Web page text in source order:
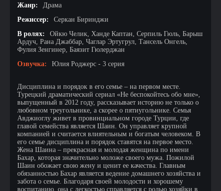
Жанр:
Драма
Режиссер:
Серкан Биринджи
В ролях:
Ойкю Челик, Ханде Каптан, Серпиль Гюль, Барыш
Ардуч, Рана Джаббар, Чаглар Эртугрул, Тансель Онгель,
Фулия Зенгинер, Баязит Гюлерджан
Озвучка:
Юлия Роджерс - 3 серия
Дисциплина и порядок в его семье – на первом месте.
Турецкий драматический сериал «Не беспокойтесь обо мне»,
выпущенный в 2012 году, рассказывает историю не только о
любовном треугольнике, а скорее о пятиугольнике. Семья
Авджиоглу живет в провинциальном городе Турции, где
главой семейства является Шаин. Он управляет крупной
компанией и считается влиятельным и богатым человеком. В
его семье дисциплина и порядок ставятся на первое место.
Жена Шаина – прекрасная и молодая женщина по имени
Бахар, которая значительно моложе своего мужа. Пожилой
Шаин обожает свою жену и ценит ее качества. Главным
обязанностью Бахар является ведение домашнего хозяйства и
забота о семье. Благодаря своей молодости и хорошему
воспитанию, она с легкостью справляется с ролью хозяйки в